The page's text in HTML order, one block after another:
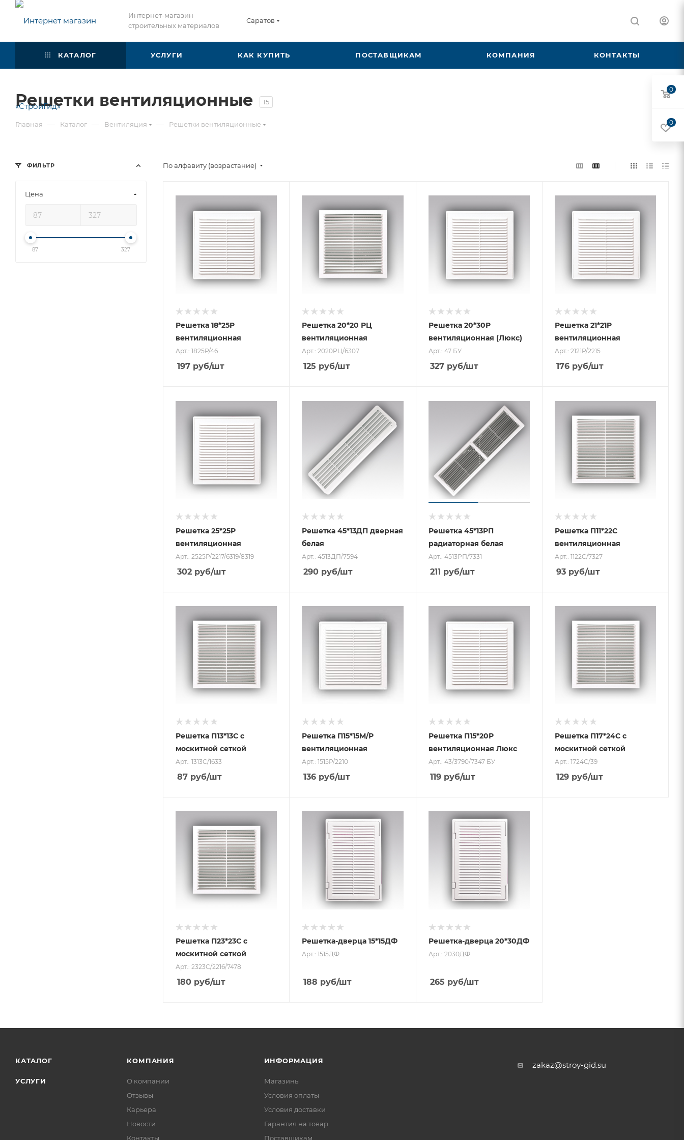
Интернет-магазин
строительных материалов
Саратов
КАТАЛОГ УСЛУГИ КАК КУПИТЬ ПОСТАВЩИКАМ КОМПАНИЯ КОНТАКТЫ
Решетки вентиляционные 15
Главная — Каталог — Вентиляция — Решетки вентиляционные
По алфавиту (возрастание)
Решетка 18*25Р
вентиляционная
Арт.: 1825Р/46
197 руб/шт
Решетка 20*20 РЦ
вентиляционная
Арт.: 2020РЦ/6307
125 руб/шт
Решетка 20*30Р
вентиляционная (Люкс)
Арт.: 47 БУ
327руб/шт
Решетка 21*21Р
вентиляционная
Арт.: 2121Р/2215
176руб/шт
Решетка 25*25Р
вентиляционная
Арт.: 2525Р/2217/6319/8319
302 руб/шт
Решетка 45*13ДП дверная
белая
Арт.: 4513ДП/7594
290 руб/шт
Решетка 45*13РП
радиаторная белая
Арт.: 4513РП/7331
211 руб/шт
Решетка П11*22С
вентиляционная
Арт.: 1122С/7327
93руб/шт
Решетка П13*13С с
москитной сеткой
Арт.: 1313С/1633
87 руб/шт
Решетка П15*15М/Р
вентиляционная
Арт.: 1515Р/2210
136 руб/шт
Решетка П15*20Р
вентиляционная Люкс
Арт.: 43/3790/7347 БУ
119руб/шт
Решетка П17*24С с
москитной сеткой
Арт.: 1724С/39
129руб/шт
Решетка П23*23С с
москитной сеткой
Арт.: 2323С/2216/7478
180 руб/шт
Решетка-дверца 15*15ДФ
Арт.: 1515ДФ
188 руб/шт
Решетка-дверца 20*30ДФ
Арт.: 2030ДФ
265 руб/шт
ФИЛЬТР
Цена
87 327
КАТАЛОГ
УСЛУГИ
КОМПАНИЯ
О компании
Отзывы
Карьера
Новости
Контакты
ИНФОРМАЦИЯ
Магазины
Условия оплаты
Условия доставки
Гарантия на товар
Поставщикам
zakaz@stroy-gid.su
0
0